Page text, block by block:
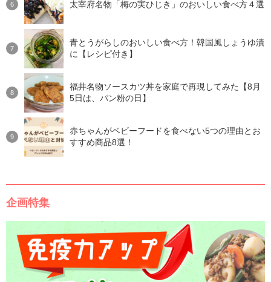
太宰府名物「梅の実ひじき」のおいしい食べ方４選
青とうがらしのおいしい食べ方！韓国風しょうゆ漬
に【レシピ付き】
福井名物ソースカツ丼を家庭で再現してみた【8月
5日は、パン粉の日】
赤ちゃんがベビーフードを食べない5つの理由とお
すすめ商品8選！
企画特集